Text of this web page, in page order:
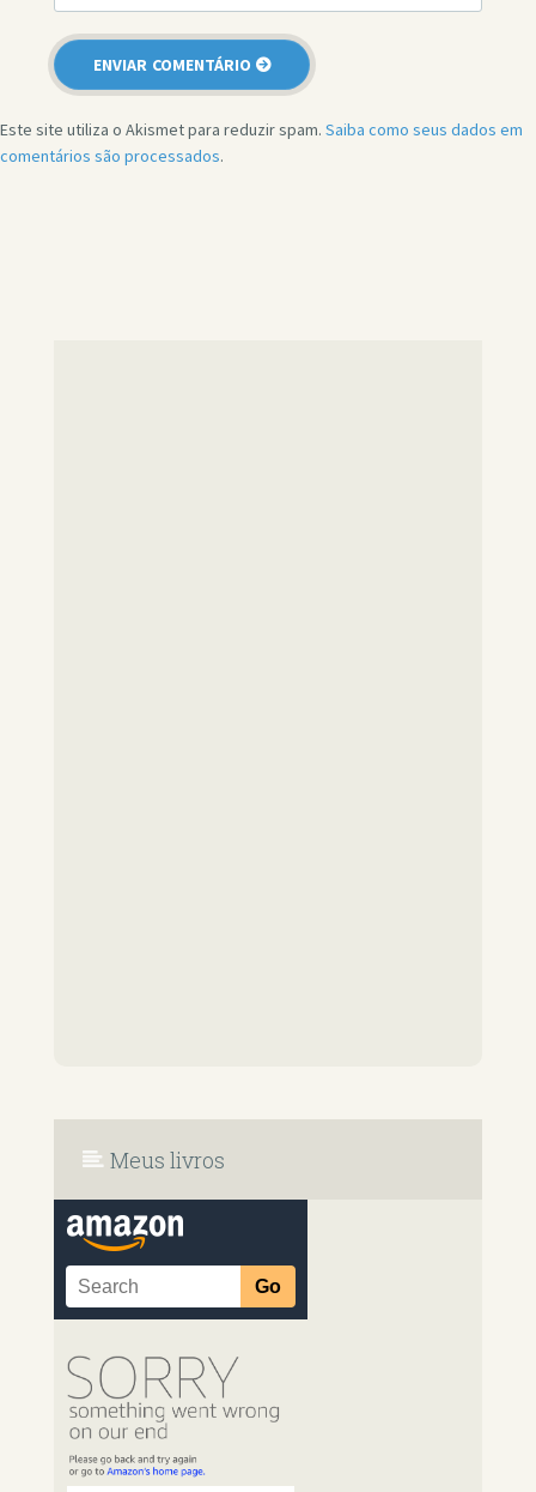
Este site utiliza o Akismet para reduzir spam. Saiba como seus dados em
comentários são processados.
Meus livros